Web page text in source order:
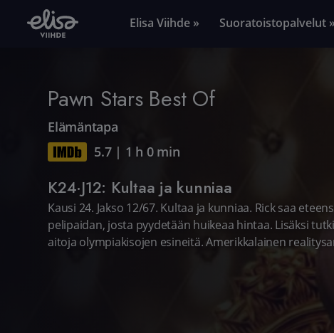
Elisa Viihde » Suoratoistopalvelut »
Pawn Stars Best Of
Elämäntapa
5.7| 1 h 0 min
K24·J12: Kultaa ja kunniaa
Kausi 24. Jakso 12/67. Kultaa ja kunniaa. Rick saa
pelipaidan, josta pyydetään huikeaa hintaa. Lisäksi
aitoja olympiakisojen esineitä. Amerikkalainen